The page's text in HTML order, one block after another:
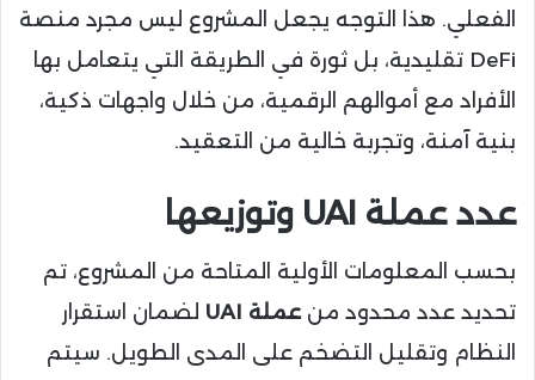
الفعلي. هذا التوجه يجعل المشروع ليس مجرد منصة
DeFi تقليدية، بل ثورة في الطريقة التي يتعامل بها
الأفراد مع أموالهم الرقمية، من خلال واجهات ذكية،
بنية آمنة، وتجربة خالية من التعقيد.
عدد عملة UAI وتوزيعها
بحسب المعلومات الأولية المتاحة من المشروع، تم
تحديد عدد محدود منعملة UAI
لضمان استقرار
النظام وتقليل التضخم على المدى الطويل. سيتم